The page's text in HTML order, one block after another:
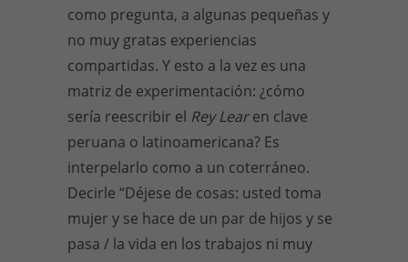
como pregunta, a algunas pequeñas y
no muy gratas experiencias
compartidas. Y esto a la vez es una
matriz de experimentación: ¿cómo
sería reescribir el Rey Learen clave
peruana o latinoamericana? Es
interpelarlo como a un coterráneo.
Decirle “Déjese de cosas: usted toma
mujer y se hace de un par de hijos y se
pasa / la vida en los trabajos ni muy